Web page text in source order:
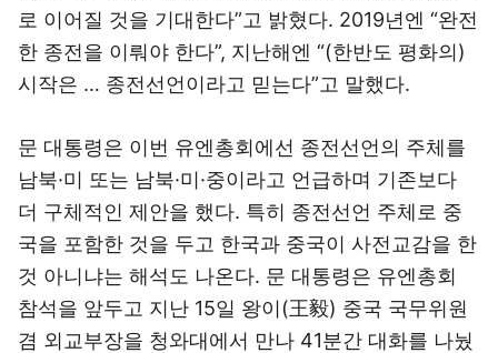
로 이어질 것을 기대한다”고 밝혔다. 2019년엔 “완전
한 종전을 이뤄야 한다”, 지난해엔 “(한반도 평화의)
시작은 … 종전선언이라고 믿는다”고 말했다.
문 대통령은 이번 유엔총회에선 종전선언의 주체를
남북·미 또는 남북·미·중이라고 언급하며 기존보다
더 구체적인 제안을 했다. 특히 종전선언 주체로 중
국을 포함한 것을 두고 한국과 중국이 사전교감을 한
것 아니냐는 해석도 나온다. 문 대통령은 유엔총회
참석을 앞두고 지난 15일 왕이(王毅) 중국 국무위원
겸 외교부장을 청와대에서 만나 41분간 대화를 나눴